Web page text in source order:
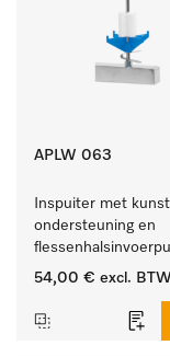
APLW 063
Inspuiter met
ondersteuning en
ster, Ø 6, lengte 175
54,00 € excl. BTW